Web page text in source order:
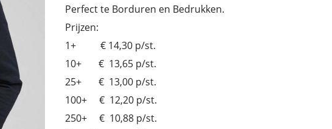
Perfect te Borduren en Bedrukken.
Prijzen:
1+ € 14,30 p/st.
10+ € 13,65 p/st.
25+ € 13,00 p/st.
100+ € 12,20 p/st.
250+ € 10,88 p/st.